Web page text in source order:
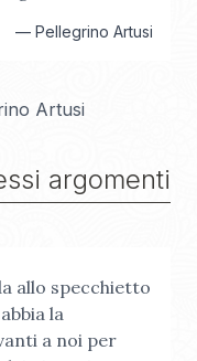
— Pellegrino Artusi
Artusi
argomenti
allo specchietto
la
a noi per